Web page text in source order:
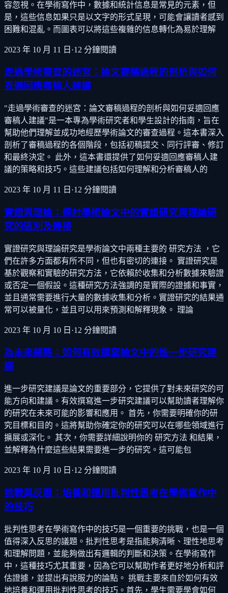
容忽視。在學術寫作中，數據和統計信息是常見的元素，但
是，這些信息如果只是以文字的形式呈現，可能會讓讀者感到
困難和混亂。而圖表可以將這些複雜的信息轉化為易於理解
2023 年 10 月 11 日 ·12 分鐘閱讀
走過學術審查的迷宮：論文審稿過程的剖析與如何
妥適回應審稿人建議
"走過學術審查的迷宮：論文審稿過程的剖析與如何妥適回應
審稿人建議"是一本專為學術研究者和學生設計的指南，旨在
幫助他們理解並成功地經歷學術論文的審查過程。這本書深入
剖析了審稿過程的各個階段，包括初稿提交、同行評審、修訂
和最終決定。 此外，這本書還提供了如何妥適回應審稿人建
議的策略和技巧。這些建議包括如何理解和分析審稿人的
2023 年 10 月 11 日 ·12 分鐘閱讀
實證與理論：探討學術論文中的實證研究與理論研
究的區別及連接
實證研究與理論研究是學術論文中兩種主要的 研究方法 ，它
們在許多方面都有所不同，但也有密切的連接。 實證研究是
基於觀察和實驗的研究方法，它依賴於收集和分析數據來驗證
或否定一個假設。這種研究方法強調的是實際的證據和事實，
並且通常需要進行大量的數據收集和分析。實證研究的結果通
常可以被量化，並且可以用來預測和解釋現象。 理論
2023 年 10 月 10 日 ·12 分鐘閱讀
為未來鋪路：如何有效撰寫論文中的進一步研究建
議
進一步研究建議是論文的重要部分，它提供了對未來研究的可
能方向和建議。有效撰寫進一步研究建議可以幫助讀者理解你
的研究在未來可能的影響和應用。 首先，你需要明確你的研
究目標和目的。這將幫助你確定你的研究可以在哪些領域進行
擴展或深化。 其次，你需要詳細說明你的 研究方法 和結果，
並解釋為什麼這些結果需要進一步的研究。這可能包
2023 年 10 月 10 日 ·12 分鐘閱讀
挑戰與反思：培養和運用批判性思考在學術寫作中
的技巧
批判性思考在學術寫作中的技巧是一個重要的挑戰，也是一個
值得深入反思的議題。批判性思考是指能夠清晰、理性地思考
和理解問題，並能夠做出有邏輯的判斷和決策。在學術寫作
中，這種技巧尤其重要，因為它可以幫助作者更好地分析和評
估證據，並提出有說服力的論點。 挑戰主要來自於如何有效
地培養和運用批判性思考的技巧。首先，學生需要學會如何